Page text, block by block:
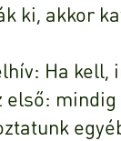
ki, akkor
Ha kell,
első: